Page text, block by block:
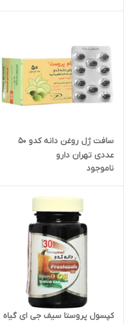
سافت ژل روغن دانه کدو 50
عددی تهران دارو
ناموجود
کپسول پروستا سیف جی ای گیاه